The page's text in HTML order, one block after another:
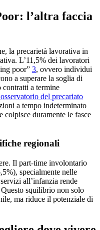
l’altra faccia
la precarietà lavorativa in
L’11,5% dei lavoratori
poor” 3, ovvero individui
a superare la soglia di
contratti a termine
del precariato
a tempo indeterminato
colpisce duramente le fasce
regionali
Il part-time involontario
specialmente nelle
all’infanzia rende
Questo squilibrio non solo
ma riduce il potenziale di